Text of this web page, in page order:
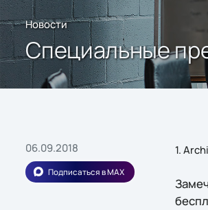
Новости
Специальные
06.09.2018
Подписаться в MAX
1.